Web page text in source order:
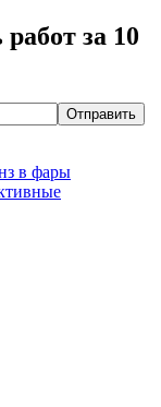
за 10
в фары